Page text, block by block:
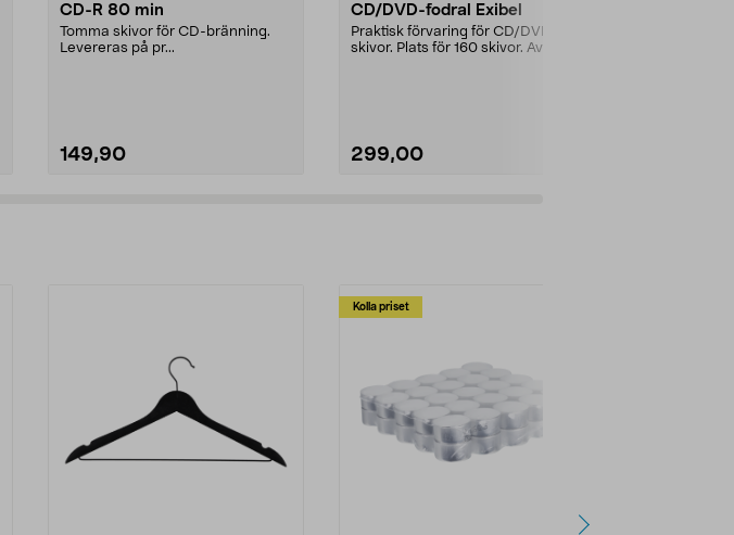
CD-R 80 min
Tomma skivor för CD-bränning.
Levereras på pr...
149,90
CD/DVD-fodral Exibel
Praktisk förvaring för CD/DVD-
skivor. Plats för 160 skivor. Av
299,00
Kolla priset